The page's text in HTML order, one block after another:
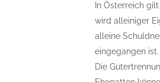
In Österreich
wird alleiniger
alleine
eingegangen ist.
Die